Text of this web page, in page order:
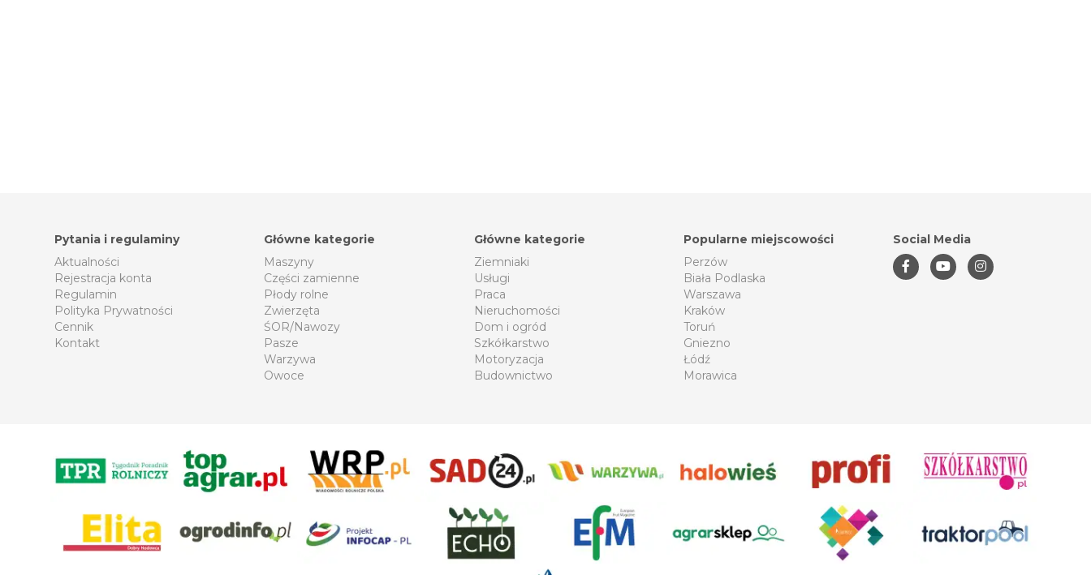
Pytania i regulaminy
Aktualności
Rejestracja konta
Regulamin
Polityka Prywatności
Cennik
Kontakt
Główne kategorie
Maszyny
Części zamienne
Płody rolne
Zwierzęta
ŚOR/Nawozy
Pasze
Warzywa
Owoce
Główne kategorie
Ziemniaki
Usługi
Praca
Nieruchomości
Dom i ogród
Szkółkarstwo
Motoryzacja
Budownictwo
Popularne miejscowości
Perzów
Biała Podlaska
Warszawa
Kraków
Toruń
Gniezno
Łódź
Morawica
Social Media